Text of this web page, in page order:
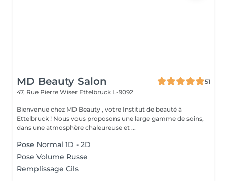
MD Beauty Salon
51
47, Rue Pierre Wiser Ettelbruck L-9092
Bienvenue chez MD Beauty , votre Institut de beauté à
Ettelbruck ! Nous vous proposons une large gamme de soins,
dans une atmosphère chaleureuse et ...
Pose Normal 1D - 2D
Pose Volume Russe
Remplissage Cils